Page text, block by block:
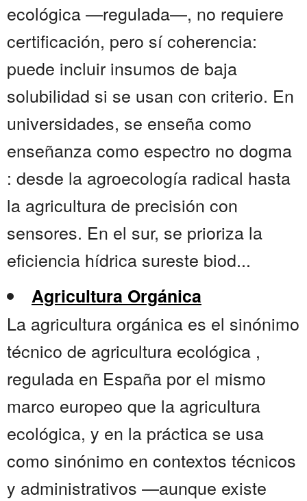
ecológica —regulada—, no requiere
certificación, pero sí coherencia:
puede incluir insumos de baja
solubilidad si se usan con criterio. En
universidades, se enseña como
enseñanza como espectro no dogma
: desde la agroecología radical hasta
la agricultura de precisión con
sensores. En el sur, se prioriza la
eficiencia hídrica sureste biod...
Agricultura Orgánica
La agricultura orgánica es el sinónimo
técnico de agricultura ecológica ,
regulada en España por el mismo
marco europeo que la agricultura
ecológica, y en la práctica se usa
como sinónimo en contextos técnicos
y administrativos —aunque existe